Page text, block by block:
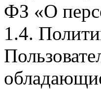
ФЗ «О
1.4.